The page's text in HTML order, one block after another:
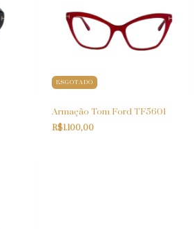
ESGOTADO
Armação Tom Ford TF5601
R$1.100,00